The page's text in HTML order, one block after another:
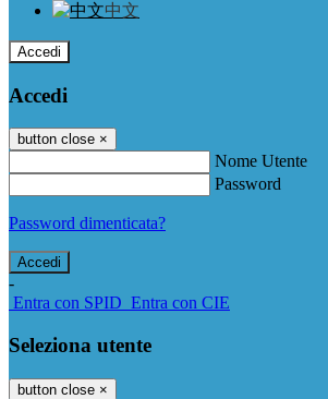
中文
Accedi
Accedi
button close ×
Nome Utente
Password
Password dimenticata?
-
Entra con SPID Entra con CIE
Seleziona utente
button close ×